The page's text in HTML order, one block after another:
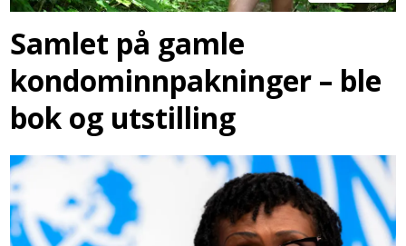
Samlet på gamle
kondominnpakninger – ble
bok og utstilling